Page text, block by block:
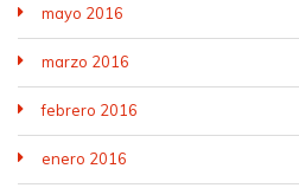
mayo 2016
marzo 2016
febrero 2016
enero 2016